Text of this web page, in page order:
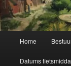
Home
Datums